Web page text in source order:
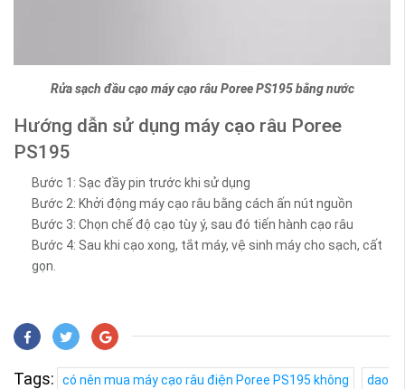
Rửa sạch đầu cạo máy cạo râu Poree PS195 bằng nước
Hướng dẫn sử dụng máy cạo râu Poree
PS195
Bước 1: Sạc đầy pin trước khi sử dụng
Bước 2: Khởi động máy cạo râu bằng cách ấn nút nguồn
Bước 3: Chọn chế độ cạo tùy ý, sau đó tiến hành cạo râu
Bước 4: Sau khi cạo xong, tắt máy, vệ sinh máy cho sạch, cất
gọn.
Tags: có nên mua máy cạo râu điện Poree PS195 không dao